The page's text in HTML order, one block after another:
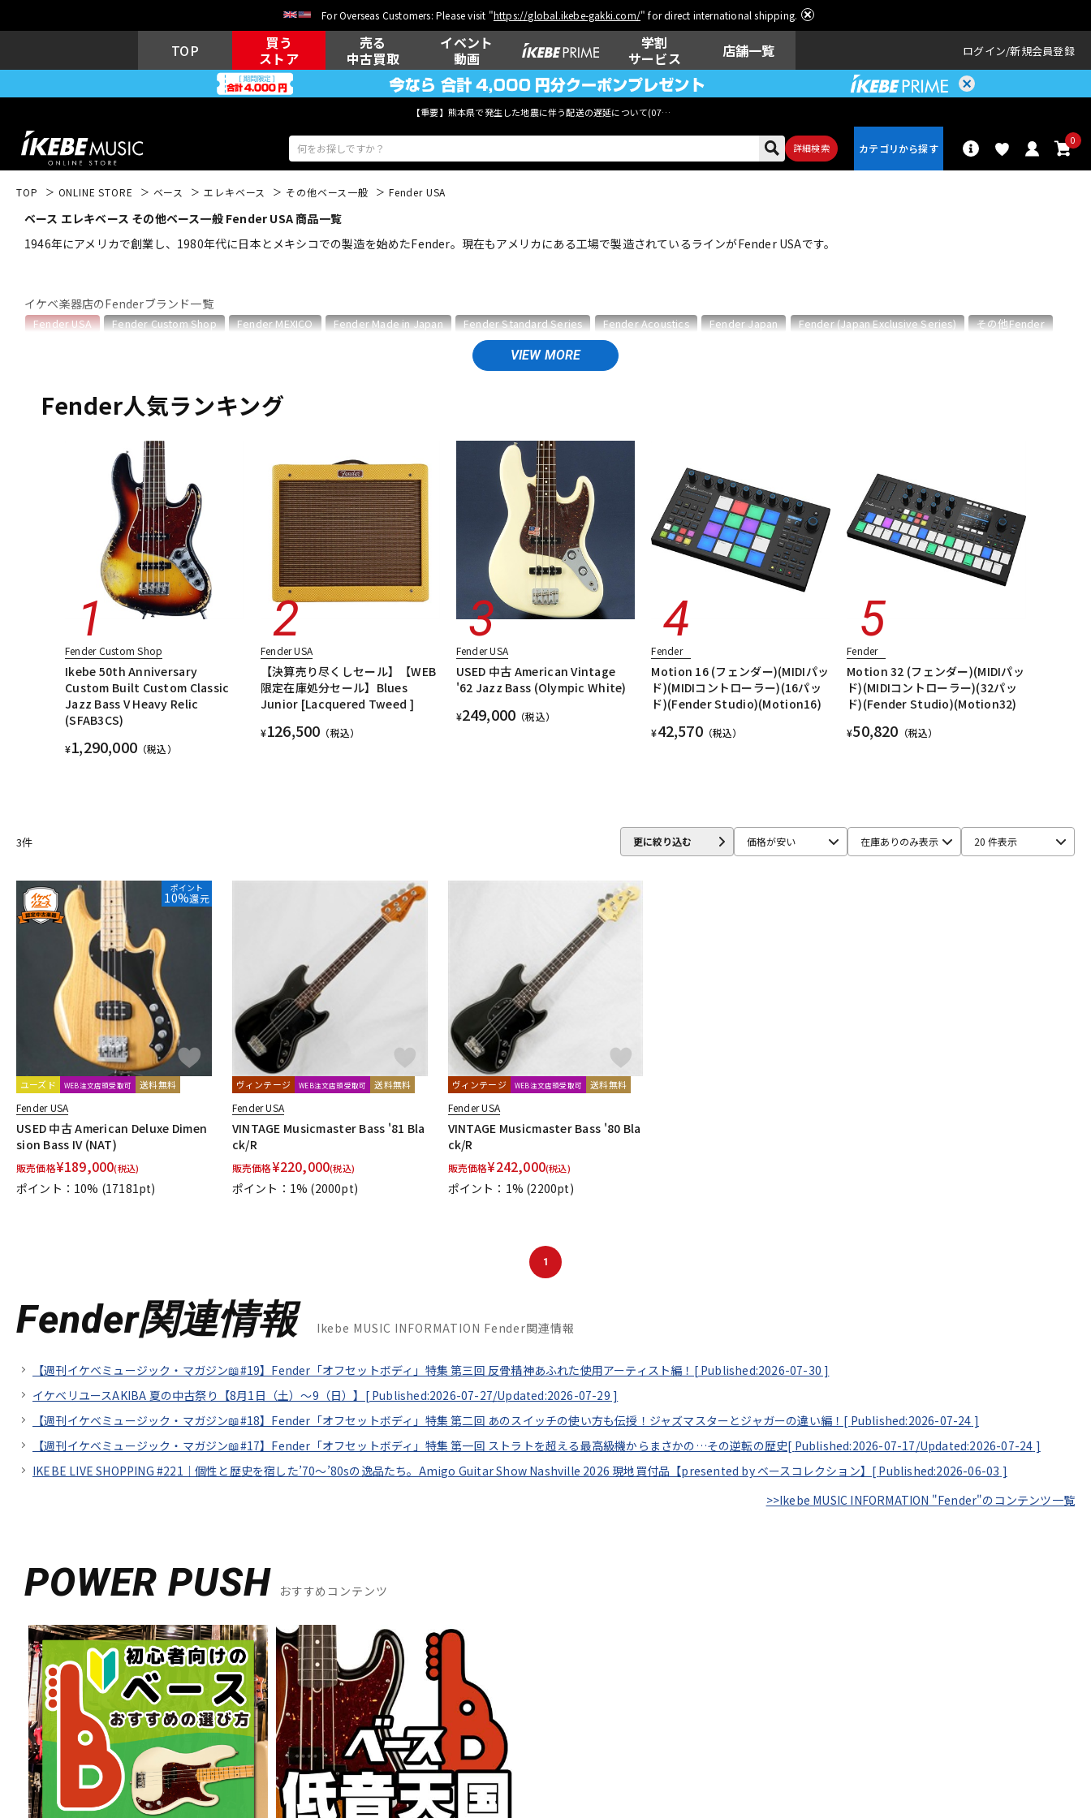
For Overseas Customers: Please visit "https://global.ikebe-gakki.com/" for direct international shipping.
TOP
買う
ストア
売る
中古買取
イベント
動画
学割
サービス
店舗一覧 ログイン 新規会員登録
【重要】熊本県で発生した地震に伴う配送の遅延について(07月29日
詳細検索
0
アコギ/エレ
アコ
キーボード
DTM オンラ レコーディン
中古 ヴィンテージ
TOP ONLINE STORE ベース エレキベース その他ベース一般 Fender USA
ベース エレキベース その他ベース一般 Fender USA 商品一覧
1946年にアメリカで創業し、1980年代に日本とメキシコでの製造を始めたFender。現在もアメリカにある工場で製造されているラインがFender USAです。
イケベ楽器店のFenderブランド一覧
Fender USA Fender Custom Shop Fender MEXICO Fender Made in Japan Fender Standard Series Fender Acoustics Fender Japan Fender (Japan Exclusive Series) その他Fender
エレキギター/テレキャスター・TLタイプ エレキギター/ジャズマスター・JMタイプ
エレキギター/#American Performer
ベース
Fender人気ランキング
Fender Custom Shop
Ikebe 50th Anniversary
Custom Built Custom Classic
Jazz Bass V Heavy Relic
(SFAB3CS)
¥1,290,000 （税込）
Fender USA
【決算売り尽くしセール】【WEB
限定在庫処分セール】Blues
Junior [Lacquered Tweed ]
¥126,500 （税込）
Fender USA
USED 中古 American Vintage
'62 Jazz Bass (Olympic White)
¥249,000 （税込）
Fender
Motion 16 (フェンダー)(MIDIパッ
ド)(MIDIコントローラー)(16パッ
ド)(Fender Studio)(Motion16)
¥42,570（税込）
Fender
Motion 32 (フェンダー)(MIDIパッ
ド)(MIDIコントローラー)(32パッ
ド)(Fender Studio)(Motion32)
¥50,820 （税込）
3件 更に絞り込む 価格が安い 在庫ありのみ表示 20 件表示
ポイント
10%還元
ユーズド WEB注文店頭受取可 送料無料
Fender USA
USED 中古 American Deluxe Dimen
sion Bass IV (NAT)
販売価格¥189,000(税込)
ポイント：10% (17181pt)
ヴィンテージ WEB注文店頭受取可 送料無料
Fender USA
VINTAGE Musicmaster Bass '81 Bla
ck/R
販売価格¥220,000(税込)
ポイント：1% (2000pt)
ヴィンテージ WEB注文店頭受取可 送料無料
Fender USA
VINTAGE Musicmaster Bass '80 Bla
ck/R
販売価格¥242,000(税込)
ポイント：1% (2200pt)
1
Fender関連情報 Ikebe MUSIC INFORMATION Fender関連情報
【週刊イケベミュージック・マガジン📖#19】Fender「オフセットボディ」特集 第三回 反骨精神あふれた使用アーティスト編！[ Published:2026-07-30 ]
イケベリユースAKIBA 夏の中古祭り【8月1日（土）～9（日）】[ Published:2026-07-27/Updated:2026-07-29 ]
【週刊イケベミュージック・マガジン📖#18】Fender「オフセットボディ」特集 第二回 あのスイッチの使い方も伝授！ジャズマスターとジャガーの違い編！[ Published:2026-07-24 ]
【週刊イケベミュージック・マガジン📖#17】Fender「オフセットボディ」特集 第一回 ストラトを超える最高級機からまさかの…その逆転の歴史[ Published:2026-07-17/Updated:2026-07-24 ]
IKEBE LIVE SHOPPING #221｜個性と歴史を宿した’70～’80sの逸品たち。Amigo Guitar Show Nashville 2026 現地買付品【presented by ベースコレクション】[ Published:2026-06-03 ]
>>Ikebe MUSIC INFORMATION "Fender"のコンテンツ一覧
POWER PUSH おすすめコンテンツ